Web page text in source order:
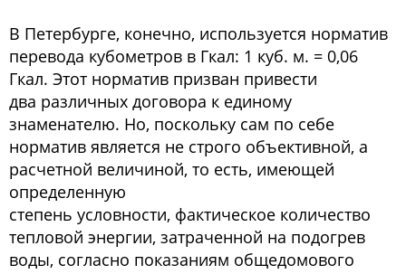
В Петербурге, конечно, используется норматив
перевода кубометров в Гкал: 1 куб. м. = 0,06
Гкал. Этот норматив призван привести
два различных договора к единому
знаменателю. Но, поскольку сам по себе
норматив является не строго объективной, а
расчетной величиной, то есть, имеющей
определенную
степень условности, фактическое количество
тепловой энергии, затраченной на подогрев
воды, согласно показаниям общедомового